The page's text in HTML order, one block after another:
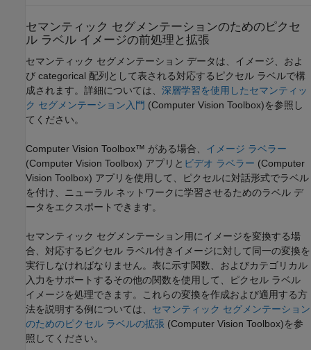
セマンティック セグメンテーションのためのピクセ
ル ラベル イメージの前処理と拡張
セマンティック セグメンテーション データは、イメージ、およ
び categorical 配列として表される対応するピクセル ラベルで構
成されます。詳細については、 深層学習を使用したセマンティッ
ク セグメンテーション入門 (Computer Vision Toolbox)を参照し
てください。
Computer Vision Toolbox™ がある場合、 イメージ ラベラー
(Computer Vision Toolbox) アプリと ビデオ ラベラー (Computer
Vision Toolbox) アプリを使用して、ピクセルに対話形式でラベル
を付け、ニューラル ネットワークに学習させるためのラベル デ
ータをエクスポートできます。
セマンティック セグメンテーション用にイメージを変換する場
合、対応するピクセル ラベル付きイメージに対して同一の変換を
実行しなければなりません。表に示す関数、およびカテゴリカル
入力をサポートするその他の関数を使用して、ピクセル ラベル
イメージを処理できます。これらの変換を作成および適用する方
法を説明する例については、 セマンティック セグメンテーション
のためのピクセル ラベルの拡張 (Computer Vision Toolbox)を参
照してください。